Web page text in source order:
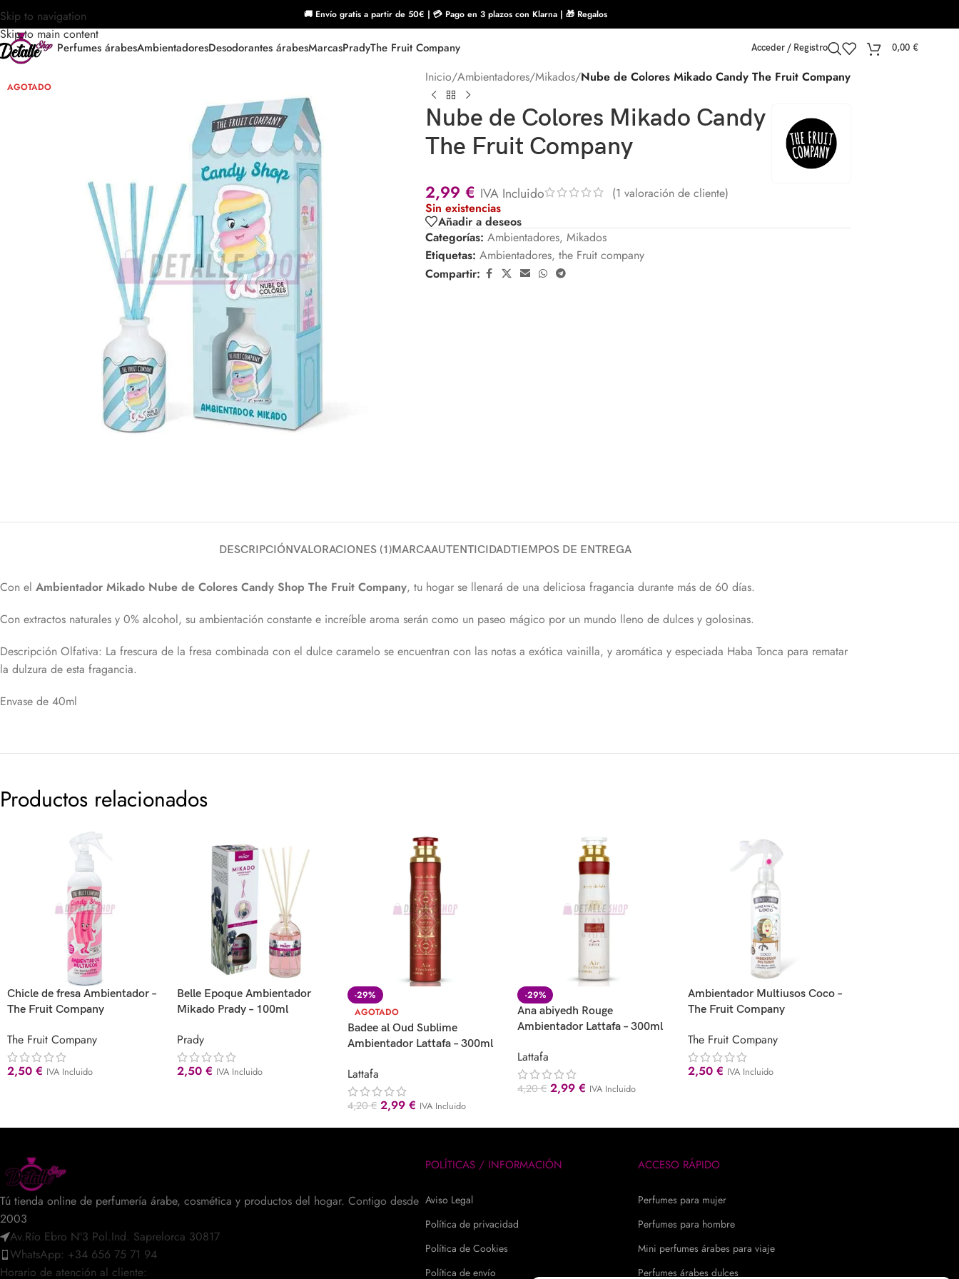
Skip to navigation
Skip to main content
🚚 Envío gratis a partir de 50€ | 💳 Pago en 3 plazos con Klarna | 🎁 Regalos
Perfumes árabesAmbientadoresDesodorantes árabesMarcasPradyThe Fruit Company Acceder / Registro 0,00 €
AGOTADO
Inicio/Ambientadores/Mikados/Nube de Colores Mikado Candy The Fruit Company
Nube de Colores Mikado Candy
The Fruit Company
2,99 € IVA Incluido (1 valoración de cliente)
Sin existencias
Añadir a deseos
Categorías: Ambientadores, Mikados
Etiquetas: Ambientadores, the Fruit company
Compartir:
DESCRIPCIÓNVALORACIONES (1)MARCAAUTENTICIDADTIEMPOS DE ENTREGA
Con el Ambientador Mikado Nube de Colores Candy Shop The Fruit Company, tu hogar se llenará de una deliciosa fragancia durante más de 60 días.
Con extractos naturales y 0% alcohol, su ambientación constante e increíble aroma serán como un paseo mágico por un mundo lleno de dulces y golosinas.
Descripción Olfativa: La frescura de la fresa combinada con el dulce caramelo se encuentran con las notas a exótica vainilla, y aromática y especiada Haba Tonca para rematar
la dulzura de esta fragancia.
Envase de 40ml
Productos relacionados
Chicle de fresa Ambientador –
The Fruit Company
The Fruit Company
2,50 € IVA Incluido
Belle Epoque Ambientador
Mikado Prady – 100ml
Prady
2,50€ IVA Incluido
-29%
AGOTADO
Badee al Oud Sublime
Ambientador Lattafa – 300ml
Lattafa
4,20€ 2,99 € IVA Incluido
-29%
Ana abiyedh Rouge
Ambientador Lattafa – 300ml
Lattafa
4,20€ 2,99€ IVA Incluido
Ambientador Multiusos Coco –
The Fruit Company
The Fruit Company
2,50 € IVA Incluido
Tú tienda online de perfumería árabe, cosmética y productos del hogar. Contigo desde
2003
Av.Río Ebro Nº3 Pol.Ind. Saprelorca 30817
WhatsApp: +34 656 75 71 94
Horario de atención al cliente:
POLÍTICAS / INFORMACIÓN
Aviso Legal
Política de privacidad
Política de Cookies
Política de envío
ACCESO RÁPIDO
Perfumes para mujer
Perfumes para hombre
Mini perfumes árabes para viaje
Perfumes árabes dulces